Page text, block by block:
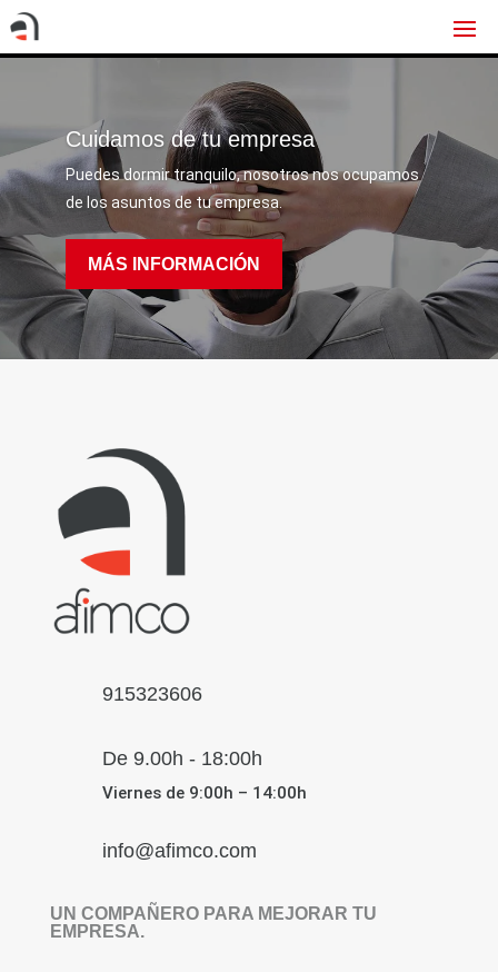
Cuidamos de tu empresa
Puedes dormir tranquilo, nosotros nos ocupamos
de los asuntos de tu empresa.
MÁS INFORMACIÓN
915323606
De 9.00h - 18:00h
Viernes de 9:00h – 14:00h
info@afimco.com
UN COMPAÑERO PARA MEJORAR TU
EMPRESA.